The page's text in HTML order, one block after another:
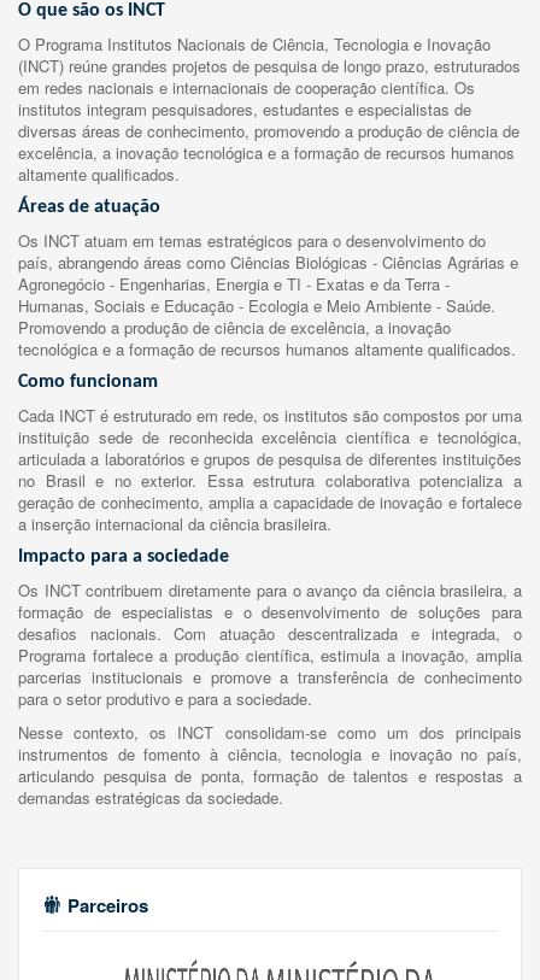
O que são os INCT
O Programa Institutos Nacionais de Ciência, Tecnologia e Inovação
(INCT) reúne grandes projetos de pesquisa de longo prazo, estruturados
em redes nacionais e internacionais de cooperação científica. Os
institutos integram pesquisadores, estudantes e especialistas de
diversas áreas de conhecimento, promovendo a produção de ciência de
excelência, a inovação tecnológica e a formação de recursos humanos
altamente qualificados.
Áreas de atuação
Os INCT atuam em temas estratégicos para o desenvolvimento do
país, abrangendo áreas como Ciências Biológicas - Ciências Agrárias e
Agronegócio - Engenharias, Energia e TI - Exatas e da Terra -
Humanas, Sociais e Educação - Ecologia e Meio Ambiente - Saúde.
Promovendo a produção de ciência de excelência, a inovação
tecnológica e a formação de recursos humanos altamente qualificados.
Como funcionam
Cada INCT é estruturado em rede, os institutos são compostos por uma
instituição sede de reconhecida excelência científica e tecnológica,
articulada a laboratórios e grupos de pesquisa de diferentes instituições
no Brasil e no exterior. Essa estrutura colaborativa potencializa a
geração de conhecimento, amplia a capacidade de inovação e fortalece
a inserção internacional da ciência brasileira.
Impacto para a sociedade
Os INCT contribuem diretamente para o avanço da ciência brasileira, a
formação de especialistas e o desenvolvimento de soluções para
desafios nacionais. Com atuação descentralizada e integrada, o
Programa fortalece a produção científica, estimula a inovação, amplia
parcerias institucionais e promove a transferência de conhecimento
para o setor produtivo e para a sociedade.
Nesse contexto, os INCT consolidam-se como um dos principais
instrumentos de fomento à ciência, tecnologia e inovação no país,
articulando pesquisa de ponta, formação de talentos e respostas a
demandas estratégicas da sociedade.
Parceiros